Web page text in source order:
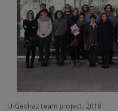
U-Geohaz team project, 2018